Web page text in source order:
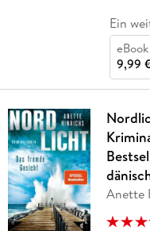
Ein
9,99
Anette